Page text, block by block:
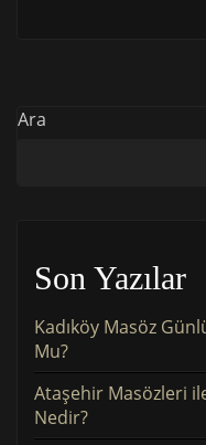
Ara
Son Yazılar
Kadıköy Masöz
Mu?
Ataşehir Masözleri
Nedir?